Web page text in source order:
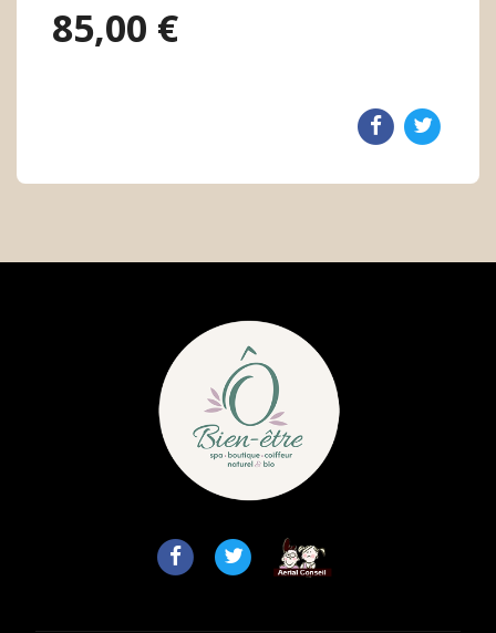
85,00 €